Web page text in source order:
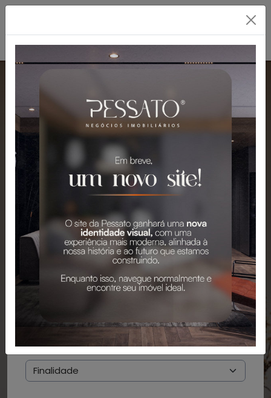
PESSATO: A MELHOR
IMOBILIÁRIA EM
GRAVATAÍ
Mais de 2.300 Imóveis para Venda e
Aluguel em Gravataí e Região.
PESQUISAR BUSCAR POR CÓDIGO